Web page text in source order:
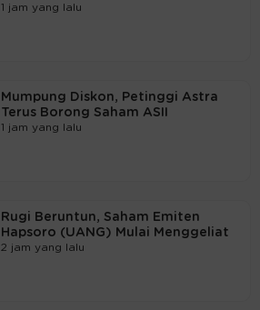
1 jam yang lalu
Mumpung Diskon, Petinggi Astra
Terus Borong Saham ASII
1 jam yang lalu
Rugi Beruntun, Saham Emiten
Hapsoro (UANG) Mulai Menggeliat
2 jam yang lalu